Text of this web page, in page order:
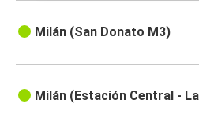
Milán (San Donato M3)
Milán (Estación Central -